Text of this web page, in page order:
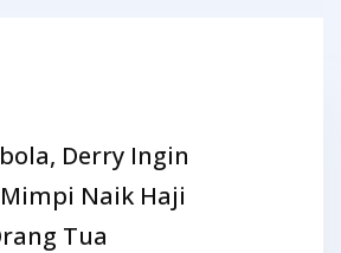
Derry Ingin
Naik Haji
Tua